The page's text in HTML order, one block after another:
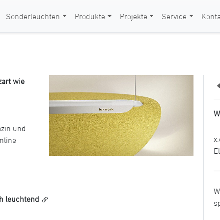
Sonderleuchten Produkte Projekte Service
wie
und
leuchtend